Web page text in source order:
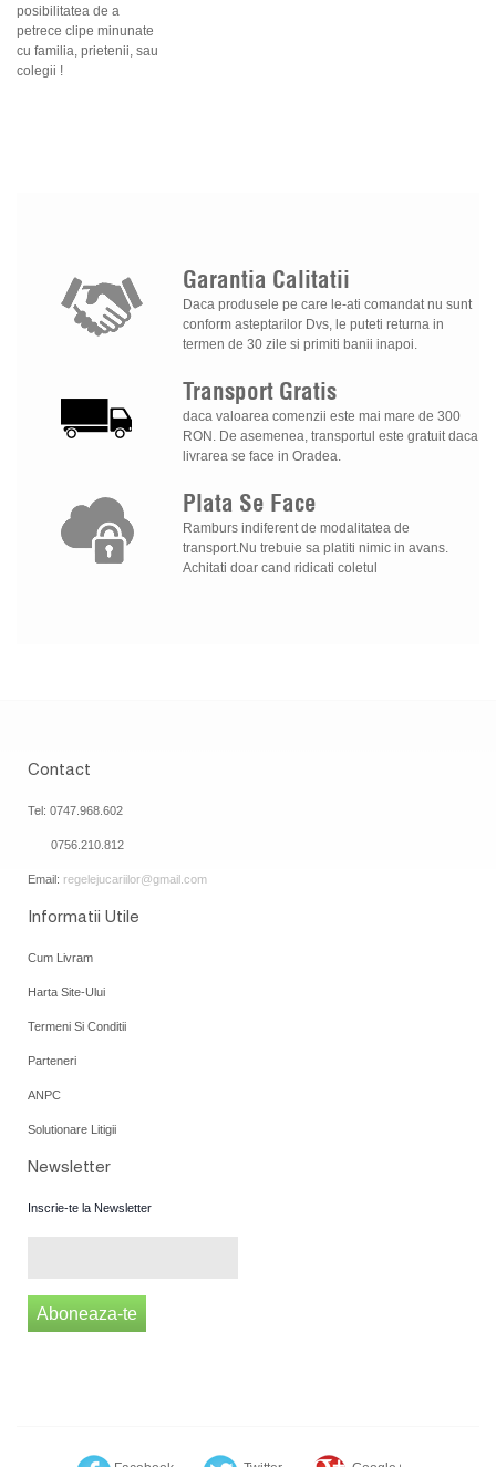
posibilitatea de a
petrece clipe minunate
cu familia, prietenii, sau
colegii !
Garantia Calitatii
Daca produsele pe care le-ati comandat nu sunt
conform asteptarilor Dvs, le puteti returna in
termen de 30 zile si primiti banii inapoi.
Transport Gratis
daca valoarea comenzii este mai mare de 300
RON. De asemenea, transportul este gratuit daca
livrarea se face in Oradea.
Plata Se Face
Ramburs indiferent de modalitatea de
transport.Nu trebuie sa platiti nimic in avans.
Achitati doar cand ridicati coletul
Contact
Tel: 0747.968.602
0756.210.812
Email: regelejucariilor@gmail.com
Informatii Utile
Cum Livram
Harta Site-Ului
Termeni Si Conditii
Parteneri
ANPC
Solutionare Litigii
Newsletter
Inscrie-te la Newsletter
Aboneaza-te